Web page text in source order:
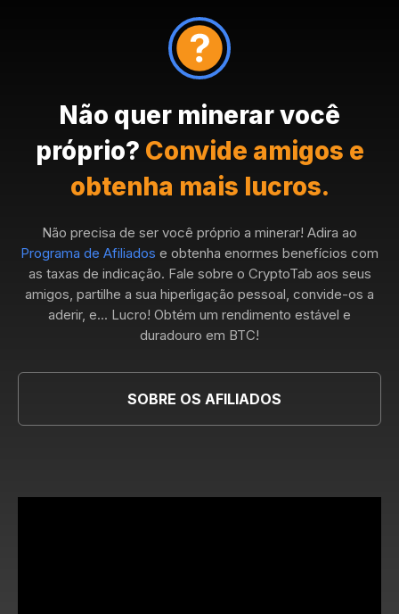
Não quer minerar você
próprio? Convide amigos e
obtenha mais lucros.
Não precisa de ser você próprio a minerar! Adira ao
Programa de Afiliados e obtenha enormes benefícios com
as taxas de indicação. Fale sobre o CryptoTab aos seus
amigos, partilhe a sua hiperligação pessoal, convide-os a
aderir, e... Lucro! Obtém um rendimento estável e
duradouro em BTC!
SOBRE OS AFILIADOS